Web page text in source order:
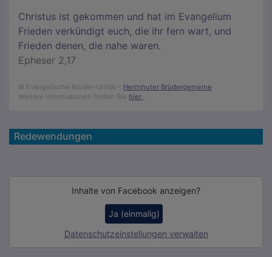
Christus ist gekommen und hat im Evangelium
Frieden verkündigt euch, die ihr fern wart, und
Frieden denen, die nahe waren.
Epheser 2,17
© Evangelische Brüder-Unität – Herrnhuter Brüdergemeine
Weitere Informationen finden Sie hier .
Redewendungen
Inhalte von Facebook anzeigen?
Ja (einmalig)
Datenschutzeinstellungen verwalten